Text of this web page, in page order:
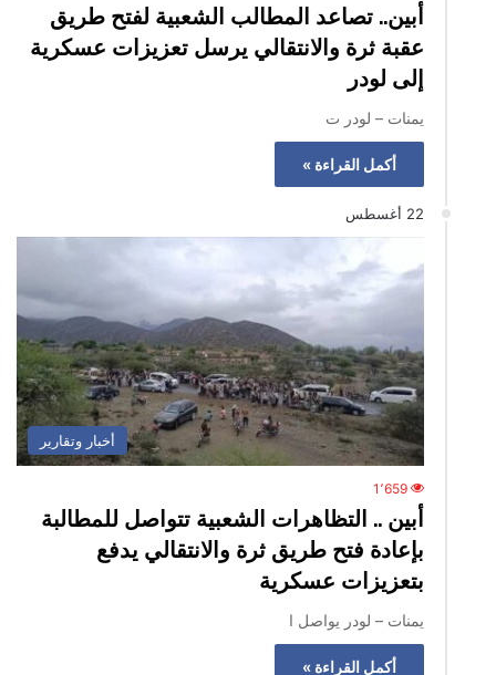
أبين.. تصاعد المطالب الشعبية لفتح طريق
عقبة ثرة والانتقالي يرسل تعزيزات عسكرية
إلى لودر
يمنات – لودر ت
أكمل القراءة »
22 أغسطس
أخبار وتقارير
1٬659
أبين .. التظاهرات الشعبية تتواصل للمطالبة
بإعادة فتح طريق ثرة والانتقالي يدفع
بتعزيزات عسكرية
يمنات – لودر يواصل ا
أكمل القراءة »